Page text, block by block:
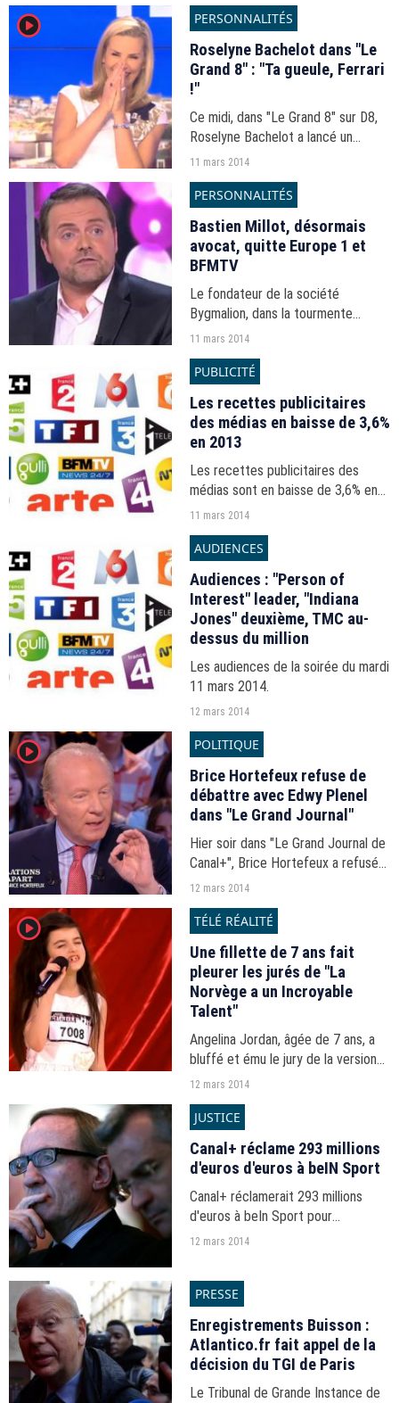
player2 PERSONNALITÉS
Roselyne Bachelot dans "Le
Grand 8" : "Ta gueule, Ferrari
!"
Ce midi, dans "Le Grand 8" sur D8,
Roselyne Bachelot a lancé un
cinglant "Ta gueule" à Laurence
11 mars 2014
PERSONNALITÉS
Bastien Millot, désormais
avocat, quitte Europe 1 et
BFMTV
Le fondateur de la société
Bygmalion, dans la tourmente
depuis plusieurs jours, met un
la communication.
11 mars 2014
PUBLICITÉ
Les recettes publicitaires
des médias en baisse de 3,6%
en 2013
Les recettes publicitaires des
médias sont en baisse de 3,6% en
2013, à 13,28 milliards d'euros. Le
médias à résister à la crise.
11 mars 2014
AUDIENCES
Audiences : "Person of
Interest" leader, "Indiana
Jones" deuxième, TMC au-
dessus du million
Les audiences de la soirée du mardi
11 mars 2014.
12 mars 2014
player2 POLITIQUE
Brice Hortefeux refuse de
débattre avec Edwy Plenel
dans "Le Grand Journal"
Hier soir dans "Le Grand Journal de
Canal+", Brice Hortefeux a refusé
de débattre avec le patron de
ce dernier à quitter le plateau.
12 mars 2014
player2 TÉLÉ RÉALITÉ
Une fillette de 7 ans fait
pleurer les jurés de "La
Norvège a un Incroyable
Talent"
Angelina Jordan, âgée de 7 ans, a
bluffé et ému le jury de la version
norvégienne de "Incroyable Talent"
de Billie Holiday.
12 mars 2014
JUSTICE
Canal+ réclame 293 millions
d'euros d'euros à beIN Sport
Canal+ réclamerait 293 millions
d'euros à beIn Sport pour
"concurrence déloyale".
12 mars 2014
PRESSE
Enregistrements Buisson :
Atlantico.fr fait appel de la
décision du TGI de Paris
Le Tribunal de Grande Instance de